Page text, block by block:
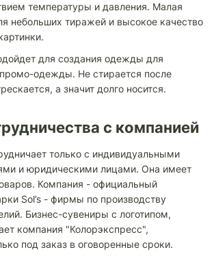
температуры и давления. Малая
небольших тиражей и высокое качество
для создания одежды для
одежды. Не стирается после
а значит долго носится.
с компанией
только с индивидуальными
и юридическими лицами. Она имеет
Компания - официальный
Sol’s - фирмы по производству
Бизнес-сувениры с логотипом,
компания "Колорэкспресс",
под заказ в оговоренные сроки.